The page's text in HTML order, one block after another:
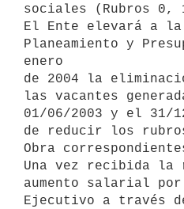
sociales (Rubros
El Ente elevará a
Planeamiento y
enero
de 2004 la
las vacantes
01/06/2003 y el 31/
de reducir los
Obra
Una vez recibida la
aumento salarial
Ejecutivo a través